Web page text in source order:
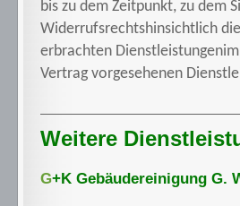
bis zu dem Zeitpunkt, zu dem
Widerrufsrechtshinsichtlich
erbrachten Dienstleistungen
Vertrag vorgesehenen
Weitere
G+K Gebäudereinigung G.